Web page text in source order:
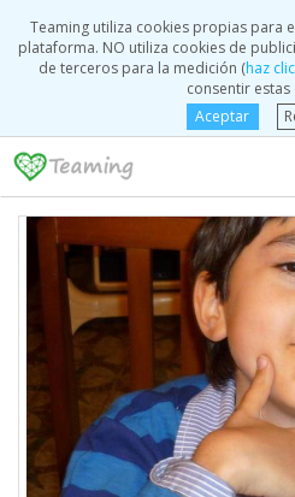
Teaming utiliza cookies propias para
plataforma. NO utiliza cookies de
de terceros para la medición (haz
consentir estas
Aceptar